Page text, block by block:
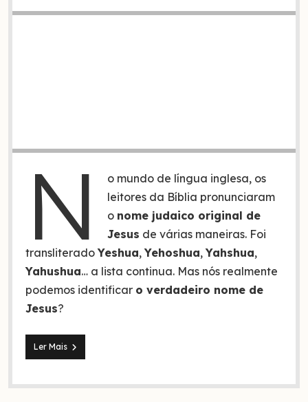
N
o mundo de língua inglesa, os
leitores da Bíblia pronunciaram
o nome judaico original de
Jesus de várias maneiras. Foi
transliteradoYeshua,Yehoshua,Yahshua,
Yahushua… a lista continua. Mas nós realmente
podemos identificar o verdadeiro nome de
Jesus?
Ler MaisYahshua
era
verdadeiro